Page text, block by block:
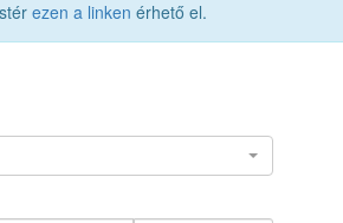
ezen a linken érhető el.